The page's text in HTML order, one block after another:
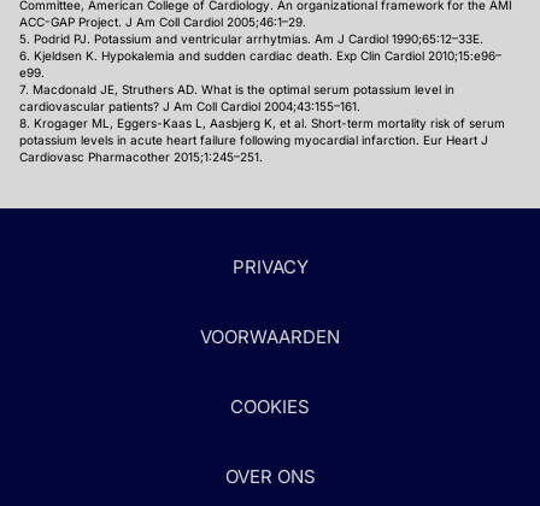
Committee, American College of Cardiology. An organizational framework for the AMI
ACC-GAP Project. J Am Coll Cardiol 2005;46:1–29.
5. Podrid PJ. Potassium and ventricular arrhytmias. Am J Cardiol 1990;65:12–33E.
6. Kjeldsen K. Hypokalemia and sudden cardiac death. Exp Clin Cardiol 2010;15:e96–
e99.
7. Macdonald JE, Struthers AD. What is the optimal serum potassium level in
cardiovascular patients? J Am Coll Cardiol 2004;43:155–161.
8. Krogager ML, Eggers-Kaas L, Aasbjerg K, et al. Short-term mortality risk of serum
potassium levels in acute heart failure following myocardial infarction. Eur Heart J
Cardiovasc Pharmacother 2015;1:245–251.
PRIVACY
VOORWAARDEN
COOKIES
OVER ONS